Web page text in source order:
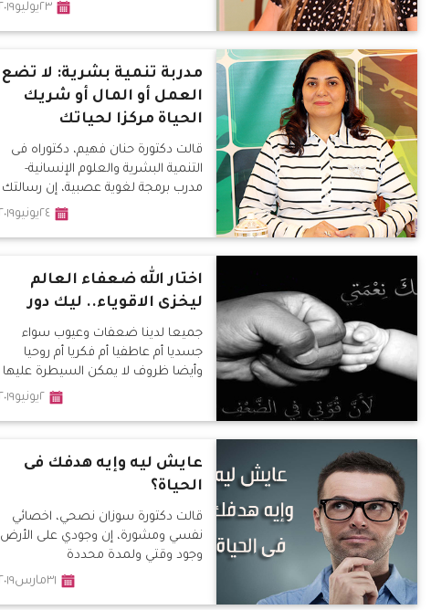
٢٣يوليو٢٠١٩
مدربة تنمية بشرية: لا تضع
العمل أو المال أو شريك
الحياة مركزا لحياتك
قالت دكتورة حنان فهيم، دكتوراه فى
التنمية البشرية والعلوم الإنسانية-
مدرب برمجة لغوية عصبية، إن رسالتك
٢٤يونيو٢٠١٩
اختار الله ضعفاء العالم
ليخزى الاقوياء.. ليك دور
جميعا لدينا ضعفات وعيوب سواء
جسديا أم عاطفيا أم فكريا أم روحيا
وأيضا ظروف لا يمكن السيطرة عليها
٢يونيو٢٠١٩
عايش ليه وإيه هدفك فى
الحياة؟
قالت دكتورة سوزان نصحي، اخصائي
نفسي ومشورة، إن وجودي على الأرض
وجود وقتي ولمدة محددة
٣١مارس٢٠١٩